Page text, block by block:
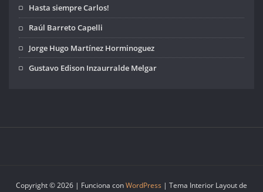
Hasta siempre Carlos!
Raúl Barreto Capelli
Jorge Hugo Martínez Horminoguez
Gustavo Edison Inzaurralde Melgar
Copyright © 2026 | Funciona conWordPress | Tema Interior Layout de